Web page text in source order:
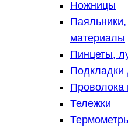
Ножницы
материалы
Пинцеты,
Подкладки
Проволока
Тележки